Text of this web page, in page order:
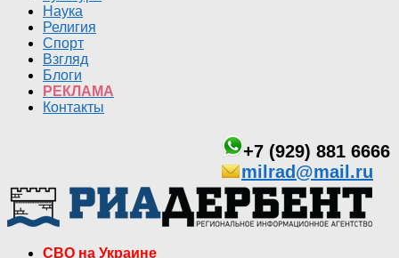
Наука
Религия
Спорт
Взгляд
Блоги
РЕКЛАМА
Контакты
+7 (929) 881 6666
milrad@mail.ru
СВО на Украине